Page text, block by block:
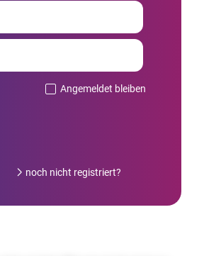
Angemeldet bleiben
noch nicht registriert?